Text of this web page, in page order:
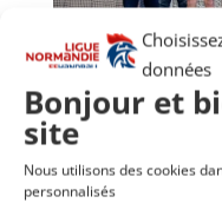
données
Bonjour et
site
Nous utilisons des cookies
personnalisés
Arbitrage – Inter-
parLNHB|Déc 11,